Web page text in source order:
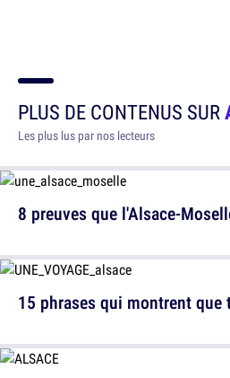
PLUS DE CONTENUS SUR
Les plus lus par nos lecteurs
8 preuves que l'Alsace-
15 phrases qui montrent que